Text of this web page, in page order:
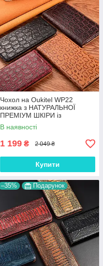
Чохол на Oukitel WP22
книжка з НАТУРАЛЬНОЇ
ПРЕМІУМ ШКІРИ із
підставкою протиударний
магнітний "JACOSA"
В наявності
1 199 ₴ 2 049 ₴
Купити
–35% Подарунок